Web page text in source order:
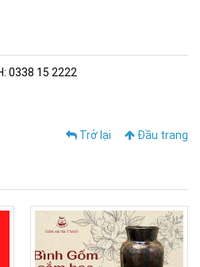
0338 15 2222
Trở lại Đầu trang